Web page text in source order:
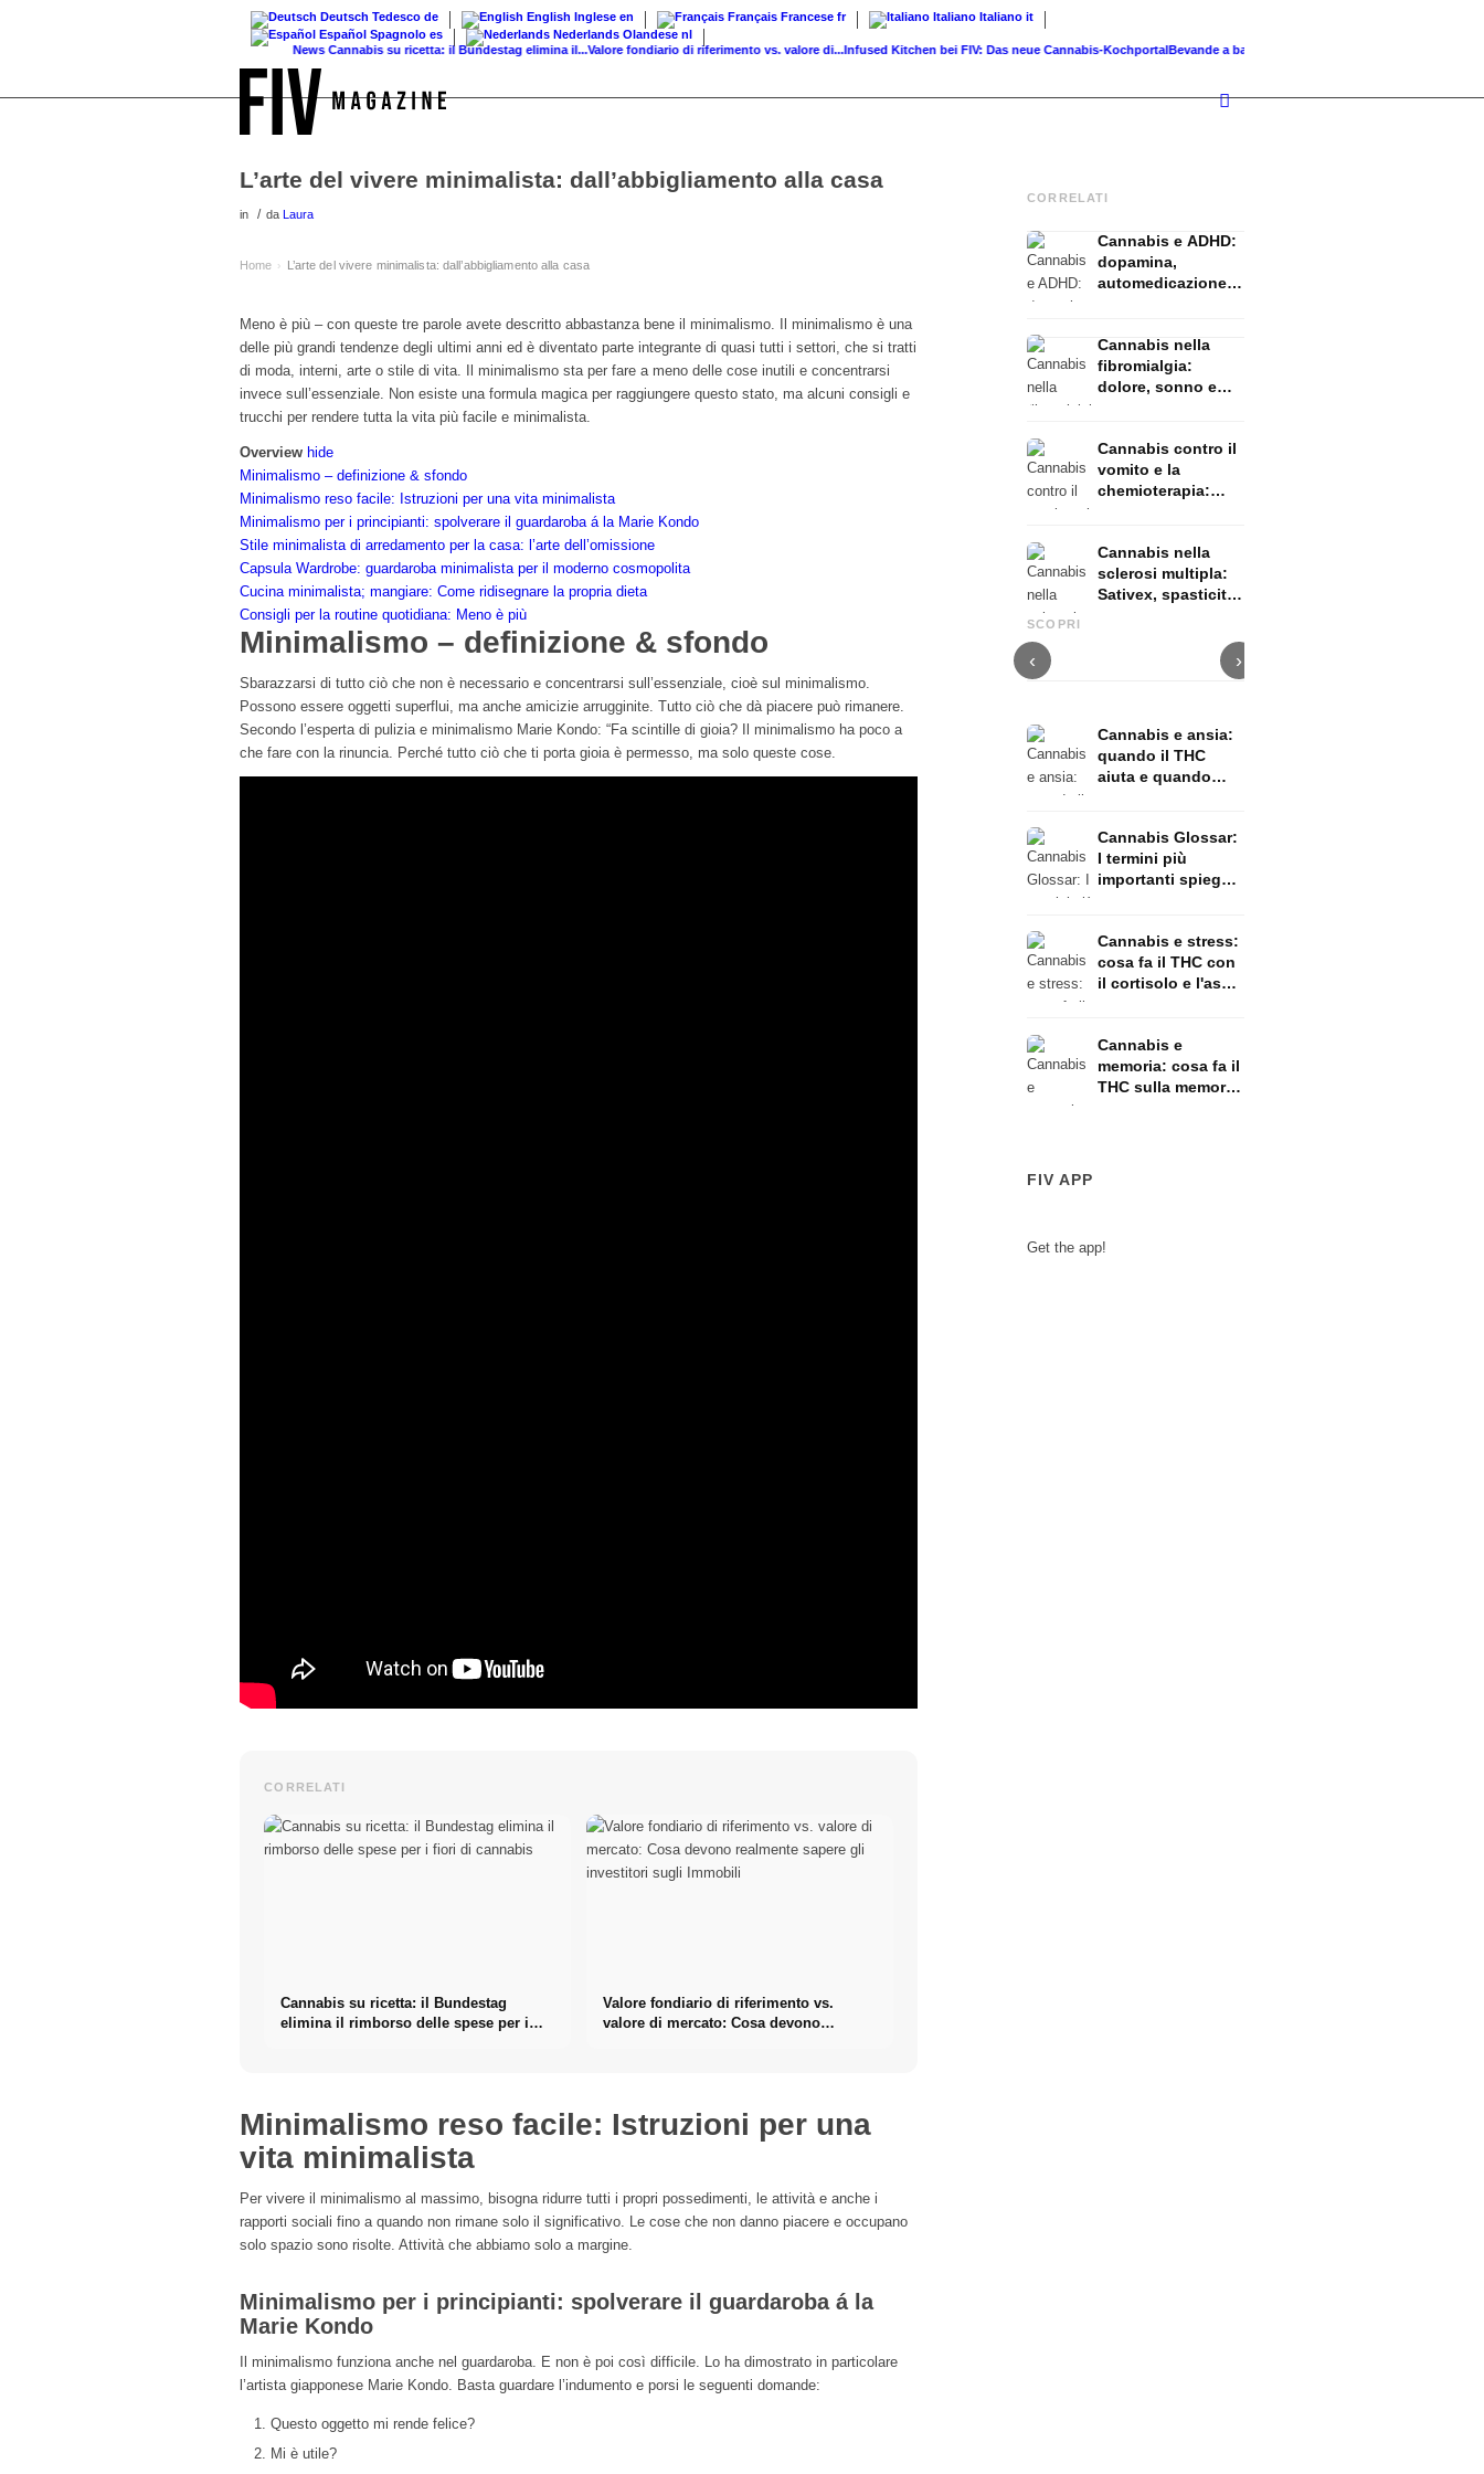
Deutsch Tedesco de English Inglese en Français Francese fr Italiano Italiano it
Español Spagnolo es Nederlands Olandese nl
News Cannabis su ricetta: il Bundestag elimina il...Valore fondiario di riferimento vs. valore di...Infused Kitchen bei FIV: Das neue Cannabis-KochportalBevande a base di cannabis: smoothie, tè,...
L’arte del vivere minimalista: dall’abbigliamento alla casa
in / da Laura
Home › L’arte del vivere minimalista: dall’abbigliamento alla casa
Meno è più – con queste tre parole avete descritto abbastanza bene il minimalismo. Il minimalismo è una
delle più grandi tendenze degli ultimi anni ed è diventato parte integrante di quasi tutti i settori, che si tratti
di moda, interni, arte o stile di vita. Il minimalismo sta per fare a meno delle cose inutili e concentrarsi
invece sull’essenziale. Non esiste una formula magica per raggiungere questo stato, ma alcuni consigli e
trucchi per rendere tutta la vita più facile e minimalista.
Overview hide
Minimalismo – definizione & sfondo
Minimalismo reso facile: Istruzioni per una vita minimalista
Minimalismo per i principianti: spolverare il guardaroba á la Marie Kondo
Stile minimalista di arredamento per la casa: l’arte dell’omissione
Capsula Wardrobe: guardaroba minimalista per il moderno cosmopolita
Cucina minimalista; mangiare: Come ridisegnare la propria dieta
Consigli per la routine quotidiana: Meno è più
Minimalismo – definizione & sfondo
Sbarazzarsi di tutto ciò che non è necessario e concentrarsi sull’essenziale, cioè sul minimalismo.
Possono essere oggetti superflui, ma anche amicizie arrugginite. Tutto ciò che dà piacere può rimanere.
Secondo l’esperta di pulizia e minimalismo Marie Kondo: “Fa scintille di gioia? Il minimalismo ha poco a
che fare con la rinuncia. Perché tutto ciò che ti porta gioia è permesso, ma solo queste cose.
CORRELATI
Cannabis su ricetta: il Bundestag
elimina il rimborso delle spese per i
Valore fondiario di riferimento vs.
valore di mercato: Cosa devono
Minimalismo reso facile: Istruzioni per una
vita minimalista
Per vivere il minimalismo al massimo, bisogna ridurre tutti i propri possedimenti, le attività e anche i
rapporti sociali fino a quando non rimane solo il significativo. Le cose che non danno piacere e occupano
solo spazio sono risolte. Attività che abbiamo solo a margine.
Minimalismo per i principianti: spolverare il guardaroba á la
Marie Kondo
Il minimalismo funziona anche nel guardaroba. E non è poi così difficile. Lo ha dimostrato in particolare
l’artista giapponese Marie Kondo. Basta guardare l’indumento e porsi le seguenti domande:
Questo oggetto mi rende felice?
Mi è utile?
CORRELATI
Cannabis e ADHD:
dopamina,
automedicazione e
Cannabis nella
fibromialgia:
dolore, sonno e
Cannabis contro il
vomito e la
chemioterapia:
Cannabis nella
sclerosi multipla:
Sativex, spasticità
SCOPRI
‹
Cannabis e epilessia: CBD,
Epidiolex e lo stato della
›
Cannabis e ansia:
quando il THC
aiuta e quando
Cannabis Glossar:
I termini più
importanti spiegati
Cannabis e stress:
cosa fa il THC con
il cortisolo e l'asse
Cannabis e
memoria: cosa fa il
THC sulla memoria
FIV APP
Get the app!